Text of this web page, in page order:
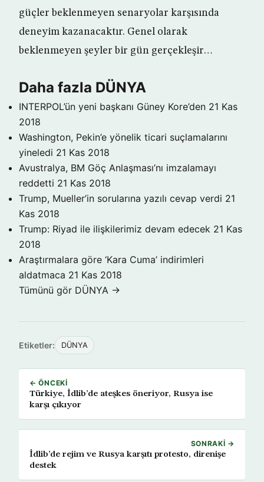
güçler beklenmeyen senaryolar karşısında
deneyim kazanacaktır. Genel olarak
beklenmeyen şeyler bir gün gerçekleşir…
Daha fazla DÜNYA
INTERPOL’ün yeni başkanı Güney Kore’den 21 Kas
2018
Washington, Pekin’e yönelik ticari suçlamalarını
yineledi 21 Kas 2018
Avustralya, BM Göç Anlaşması’nı imzalamayı
reddetti 21 Kas 2018
Trump, Mueller’in sorularına yazılı cevap verdi 21
Kas 2018
Trump: Riyad ile ilişkilerimiz devam edecek 21 Kas
2018
Araştırmalara göre ‘Kara Cuma’ indirimleri
aldatmaca 21 Kas 2018
Tümünü gör DÜNYA →
Etiketler: DÜNYA
← ÖNCEKI
Türkiye, İdlib’de ateşkes öneriyor, Rusya ise
karşı çıkıyor
SONRAKI →
İdlib’de rejim ve Rusya karşıtı protesto, direnişe
destek